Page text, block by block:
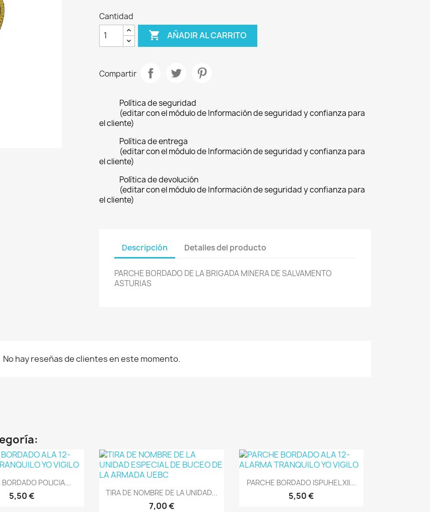
Cantidad
 AÑADIR AL CARRITO
Compartir
Política de seguridad
(editar con el módulo de Información de seguridad y confianza para
el cliente)
Política de entrega
(editar con el módulo de Información de seguridad y confianza para
el cliente)
Política de devolución
(editar con el módulo de Información de seguridad y confianza para
el cliente)
Descripción Detalles del producto
PARCHE BORDADO DE LA BRIGADA MINERA DE SALVAMENTO
ASTURIAS
No hay reseñas de clientes en este momento.
Vista rápida
BORDADO POLICIA...
5,50 € Vista rápida
TIRA DE NOMBRE DE LA UNIDAD...
7,00 €
Vista rápida
PARCHE BORDADO ISPUHEL XII...
5,50 €